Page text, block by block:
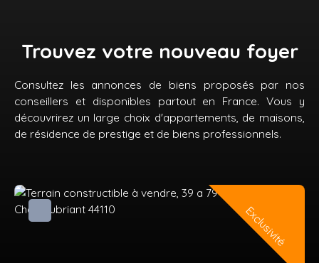
Trouvez votre nouveau foyer
Consultez les annonces de biens proposés par nos
conseillers et disponibles partout en France. Vous y
découvrirez un large choix d'appartements, de maisons,
de résidence de prestige et de biens professionnels.
Exclusivité